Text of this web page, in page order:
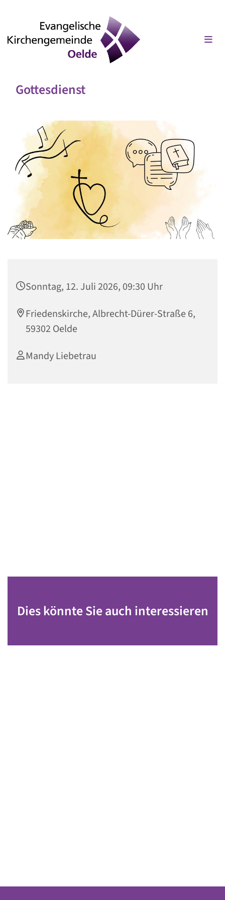
Gottesdienst
Sonntag, 12. Juli 2026, 09:30 Uhr
Friedenskirche, Albrecht-Dürer-Straße 6,
59302 Oelde
Mandy Liebetrau
Dies könnte Sie auch interessieren